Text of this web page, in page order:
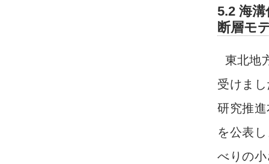
5.2 海
断層モ
東北地
受けま
研究推
を公表
べりの